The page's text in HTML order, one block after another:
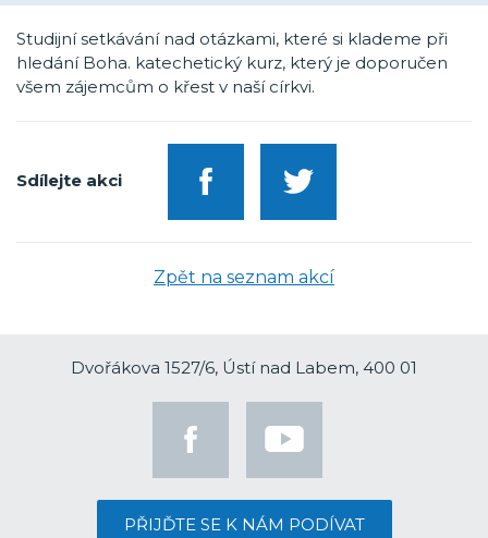
Studijní setkávání nad otázkami, které si klademe při
hledání Boha. katechetický kurz, který je doporučen
všem zájemcům o křest v naší církvi.
Sdílejte akci
Zpět na seznam akcí
Dvořákova 1527/6, Ústí nad Labem, 400 01
PŘIJĎTE SE K NÁM PODÍVAT